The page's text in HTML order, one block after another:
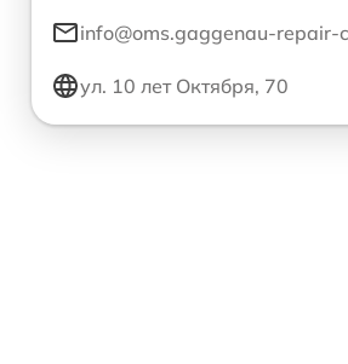
info@oms.gaggenau-repair-
ул. 10 лет Октября, 70